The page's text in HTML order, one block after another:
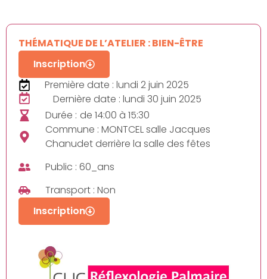
THÉMATIQUE DE L’ATELIER : BIEN-ÊTRE
Inscription
Première date : lundi 2 juin 2025
Dernière date : lundi 30 juin 2025
Durée : de 14:00 à 15:30
Commune : MONTCEL salle Jacques
Chanudet derrière la salle des fêtes
Public : 60_ans
Transport : Non
Inscription